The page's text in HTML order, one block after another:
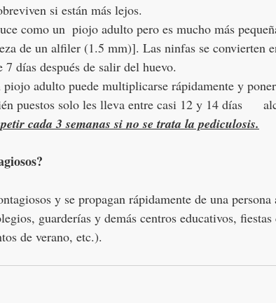
si están más lejos.
como un  piojo adulto pero es mucho más
de un alfiler (1.5 mm)]. Las ninfas se convierten
7 días después de salir del huevo.
piojo adulto puede multiplicarse rápidamente y
puestos solo les lleva entre casi 12 y 14 días
cada 3 semanas si no se trata la pediculosis.
y se propagan rápidamente de una
guarderías y demás centros educativos,
de verano, etc.).